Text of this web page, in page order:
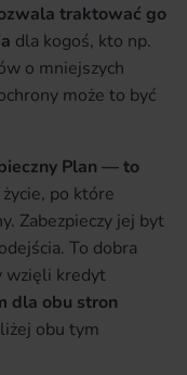
traktować go
dla kogoś, kto np.
o mniejszych
może to być
Plan — to
po które
Zabezpieczy jej byt
To dobra
wzięli kredyt
dla obu stron
obu tym